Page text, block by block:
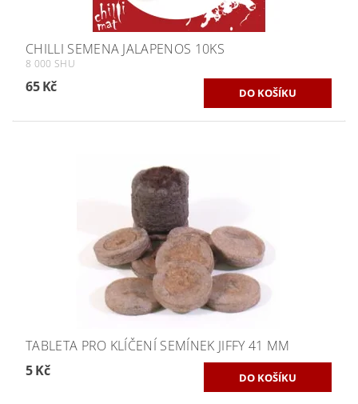
CHILLI SEMENA JALAPENOS 10KS
8 000 SHU
65 Kč
TABLETA PRO KLÍČENÍ SEMÍNEK JIFFY 41 MM
5 Kč